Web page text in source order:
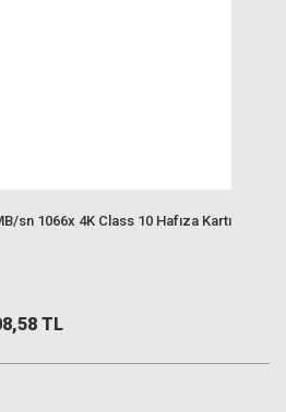
sn 1066x 4K Class 10 Hafıza Kartı
TL